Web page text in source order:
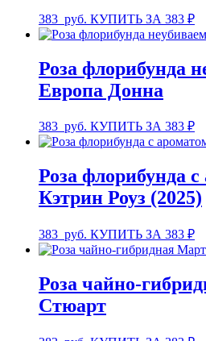
383 руб. КУПИТЬ ЗА 383 ₽
Роза флорибунда
Европа Донна
383 руб. КУПИТЬ ЗА 383 ₽
Роза флорибунда
Кэтрин Роуз (2025)
383 руб. КУПИТЬ ЗА 383 ₽
Роза чайно-
Стюарт